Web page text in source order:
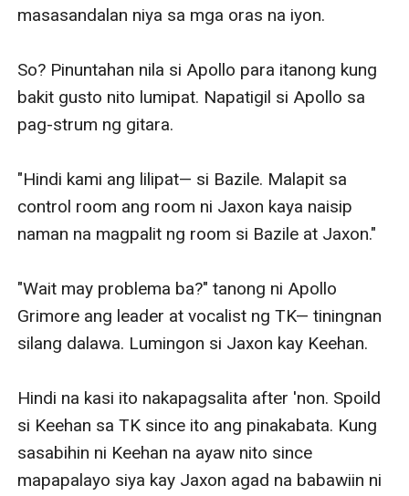
masasandalan niya sa mga oras na iyon.
So? Pinuntahan nila si Apollo para itanong kung
bakit gusto nito lumipat. Napatigil si Apollo sa
pag-strum ng gitara.
"Hindi kami ang lilipat— si Bazile. Malapit sa
control room ang room ni Jaxon kaya naisip
naman na magpalit ng room si Bazile at Jaxon."
"Wait may problema ba?" tanong ni Apollo
Grimore ang leader at vocalist ng TK— tiningnan
silang dalawa. Lumingon si Jaxon kay Keehan.
Hindi na kasi ito nakapagsalita after 'non. Spoild
si Keehan sa TK since ito ang pinakabata. Kung
sasabihin ni Keehan na ayaw nito since
mapapalayo siya kay Jaxon agad na babawiin ni